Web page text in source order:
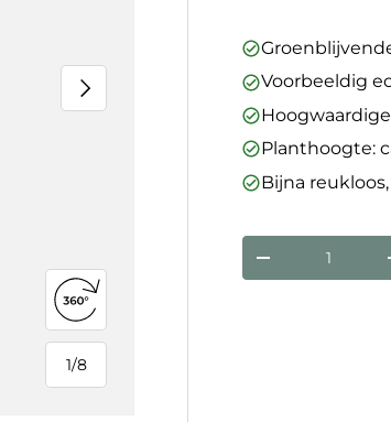
1/
van
8
Volgende
360°-weergave openen
Voorbeeldig
Planthoogte:
Bijna
Aantal
Verlaag de